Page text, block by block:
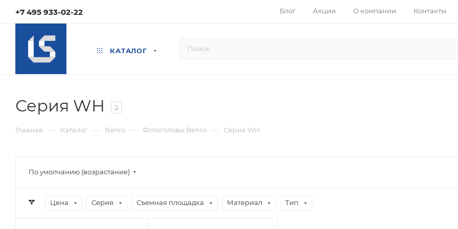
+7 495 933-02-22 Блог Акции О компании Контакты
КАТАЛОГ
Серия WH 2
Главная — Каталог — Benro — Фотоголовы Benro — Серия WH
По умолчанию (возрастание)
Цена Серия Съемная площадка Материал Тип